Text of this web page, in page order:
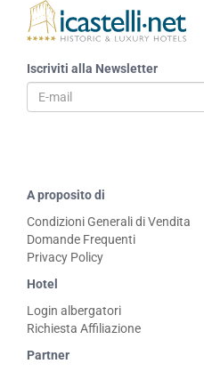
Iscriviti alla Newsletter
A proposito di
Condizioni Generali di Vendita
Domande Frequenti
Privacy Policy
Hotel
Login albergatori
Richiesta Affiliazione
Partner